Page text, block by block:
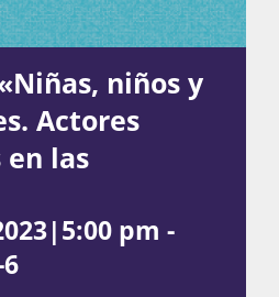
Blog
niños y
Actores
las
pm -